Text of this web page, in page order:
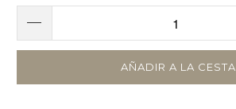
AÑADIR A LA CESTA